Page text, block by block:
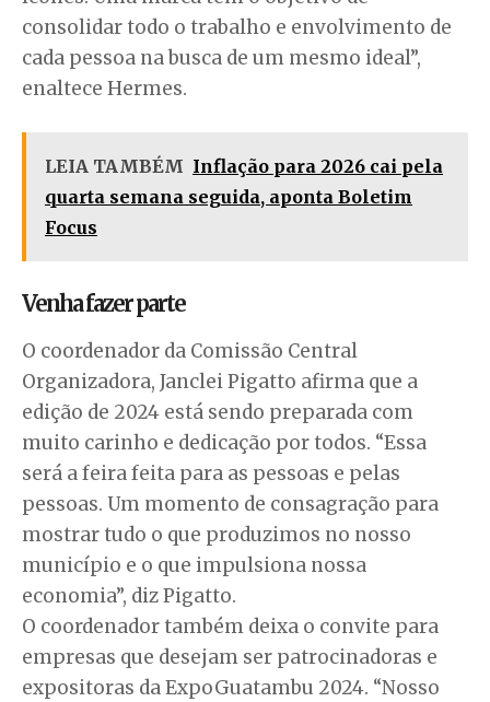
consolidar todo o trabalho e envolvimento de
cada pessoa na busca de um mesmo ideal”,
enaltece Hermes.
LEIA TAMBÉM Inflação para 2026 cai pela
quarta semana seguida, aponta Boletim
Focus
Venha fazer parte
O coordenador da Comissão Central
Organizadora, Janclei Pigatto afirma que a
edição de 2024 está sendo preparada com
muito carinho e dedicação por todos. “Essa
será a feira feita para as pessoas e pelas
pessoas. Um momento de consagração para
mostrar tudo o que produzimos no nosso
município e o que impulsiona nossa
economia”, diz Pigatto.
O coordenador também deixa o convite para
empresas que desejam ser patrocinadoras e
expositoras da ExpoGuatambu 2024. “Nosso